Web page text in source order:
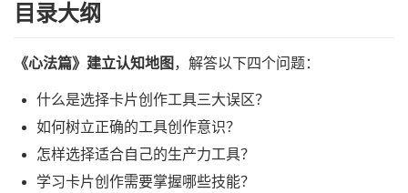
目录大纲
《心法篇》建立认知地图 ，解答以下四个问题：
什么是选择卡片创作工具三大误区？
如何树立正确的工具创作意识？
怎样选择适合自己的生产力工具？
学习卡片创作需要掌握哪些技能？